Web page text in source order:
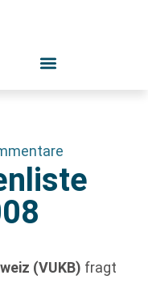
(VUKB) fragt